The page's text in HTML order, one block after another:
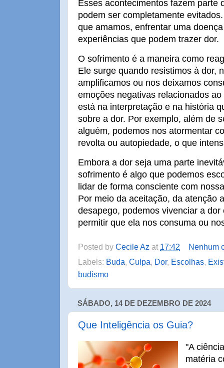
Esses acontecimentos fazem parte
podem ser completamente
que amamos, enfrentar uma
experiências que podem trazer dor.
O sofrimento é a maneira como
Ele surge quando resistimos à dor,
amplificamos ou nos deixamos
emoções negativas relacionados
está na interpretação e na história
sobre a dor. Por exemplo, além de
alguém, podemos nos atormentar
revolta ou autopiedade, o que
Embora a dor seja uma parte
sofrimento é algo que podemos
lidar de forma consciente com
Por meio da aceitação, da atenção
desapego, podemos vivenciar a
permitir que ela nos consuma ou
Posted by Cecile Az at 17:42
Nenhum
Labels: Buda, Culpa, Dor, Escolhas,
budismo
SÁBADO, 14 DE DEZEMBRO DE 2024
Que Inteligência os Guia?
"A
matéria